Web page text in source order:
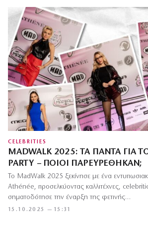
CELEBRITIES
MADWALK 2025: ΤΑ ΠΆΝΤΑ ΓΙΑ
PARTY – ΠΟΙΟΙ ΠΑΡΕΥΡΈΘΗΚΑΝ;
15.10.2025 — 15:31
Το MadWalk 2025 ξεκίνησε με ένα
Athénée, προσελκύοντας καλλιτέχνες,
σηματοδότησε την έναρξη της φετινής…